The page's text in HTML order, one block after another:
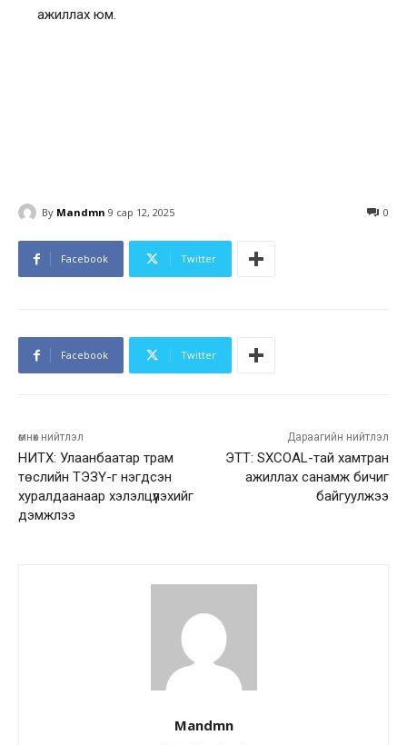
ажиллах юм.
By Mandmn 9 сар 12, 2025 0
Facebook Twitter
Facebook Twitter
өмнөх нийтлэл
НИТХ: Улаанбаатар трам
төслийн ТЭЗҮ-г нэгдсэн
хуралдаанаар хэлэлцүүлэхийг
дэмжлээ
Дараагийн нийтлэл
ЭТТ: SXCOAL-тай хамтран
ажиллах санамж бичиг
байгуулжээ
Mandmn